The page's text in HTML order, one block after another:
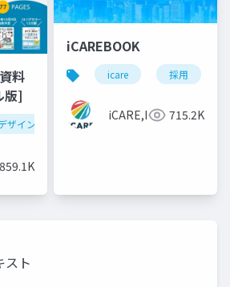
料
版]
ザイン 資料作成 powerpoint
859.1K
iCAREBOOK
icare 採用
iCARE,Inc 715.2K
スト